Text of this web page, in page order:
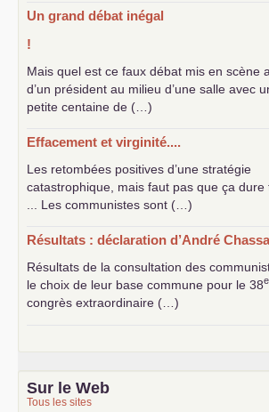
Un grand débat inégal
!
Mais quel est ce faux débat mis en scène
d’un président au milieu d’une salle avec
petite centaine de (…)
Effacement et virginité....
Les retombées positives d’une stratégie
catastrophique, mais faut pas que ça dure
... Les communistes sont (…)
Résultats : déclaration d’André
Résultats de la consultation des
le choix de leur base commune pour le 38e
congrès extraordinaire (…)
Sur le Web
Tous les sites